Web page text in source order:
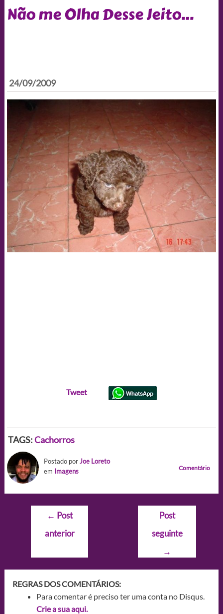
Não me Olha Desse Jeito…
24/09/2009
Tweet
TAGS:Cachorros
Postado porJoe Loreto
em Imagens Comentário
Navegação
Post
← Post
anterior
Post
seguinte
→
REGRAS DOS COMENTÁRIOS:
Para comentar é preciso ter uma conta no Disqus.
Crie a sua aqui.